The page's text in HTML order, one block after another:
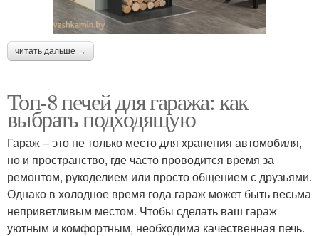
читать дальше →
Топ-8 печей для гаража: как
выбрать подходящую
Гараж – это не только место для хранения автомобиля,
но и пространство, где часто проводится время за
ремонтом, рукоделием или просто общением с друзьями.
Однако в холодное время года гараж может быть весьма
неприветливым местом. Чтобы сделать ваш гараж
уютным и комфортным, необходима качественная печь.